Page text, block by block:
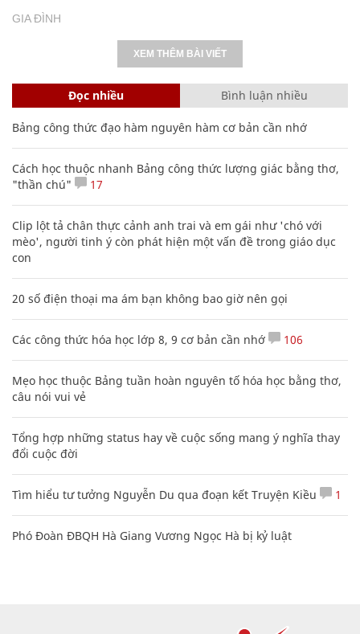
GIA ĐÌNH
XEM THÊM BÀI VIẾT
Đọc nhiều Bình luận nhiều
Bảng công thức đạo hàm nguyên hàm cơ bản cần nhớ
Cách học thuộc nhanh Bảng công thức lượng giác bằng thơ,
"thần chú"
17
Clip lột tả chân thực cảnh anh trai và em gái như 'chó với
mèo', người tinh ý còn phát hiện một vấn đề trong giáo dục
con
20 số điện thoại ma ám bạn không bao giờ nên gọi
Các công thức hóa học lớp 8, 9 cơ bản cần nhớ 106
Mẹo học thuộc Bảng tuần hoàn nguyên tố hóa học bằng thơ,
câu nói vui vẻ
Tổng hợp những status hay về cuộc sống mang ý nghĩa thay
đổi cuộc đời
Tìm hiểu tư tưởng Nguyễn Du qua đoạn kết Truyện Kiều 1
Phó Đoàn ĐBQH Hà Giang Vương Ngọc Hà bị kỷ luật